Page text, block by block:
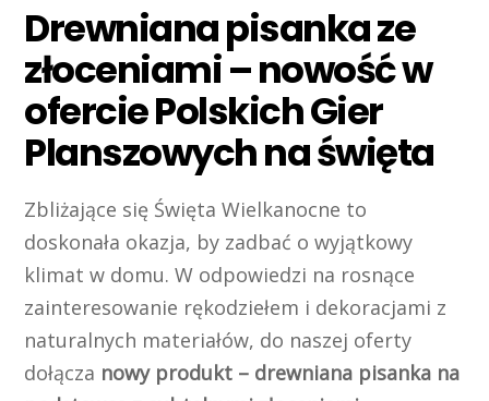
Drewniana pisanka ze
złoceniami – nowość w
ofercie Polskich Gier
Planszowych na święta
Zbliżające się Święta Wielkanocne to
doskonała okazja, by zadbać o wyjątkowy
klimat w domu. W odpowiedzi na rosnące
zainteresowanie rękodziełem i dekoracjami z
naturalnych materiałów, do naszej oferty
dołącza nowy produkt – drewniana pisanka na